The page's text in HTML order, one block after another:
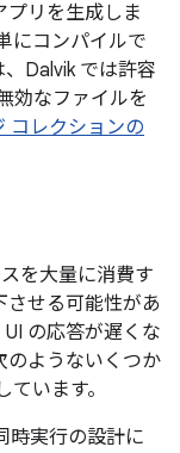
プリを生成しま
にコンパイルで
Dalvik では許容
効なファイルを
コレクションの
を大量に消費す
させる可能性があ
の応答が遅くな
のようないくつか
います。
時実行の設計に